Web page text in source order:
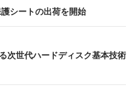
シートの出荷を開始
次世代ハードディスク基本技術